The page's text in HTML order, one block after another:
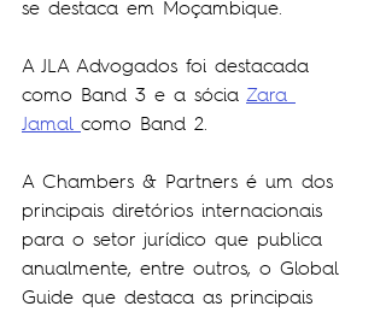
se destaca em Moçambique.
A JLA Advogados foi destacada
como Band 3 e a sócia Zara
Jamal como Band 2.
A Chambers & Partners é um dos
principais diretórios internacionais
para o setor jurídico que publica
anualmente, entre outros, o Global
Guide que destaca as principais